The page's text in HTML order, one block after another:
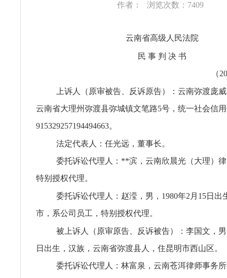
作者：
浏览次数：7409
云南省高级人民法院
民 事 判 决 书
（
上诉人（原审被告、反诉原告）：云南弥渡庞
云南省大理州弥渡县弥城镇文笔路5号，统一社会信
915329257194494663。
法定代表人：任光远，董事长。
委托诉讼代理人：**滨，云南欣晨光（大理）
特别授权代理。
委托诉讼代理人：赵滢，男，1980年2月15日出
市，系公司员工，特别授权代理。
被上诉人（原审原告、反诉被告）：李国文，男
日出生，汉族，云南省弥渡县人，住昆明市西山区。
委托诉讼代理人：林富泉，云南苍洱律师事务